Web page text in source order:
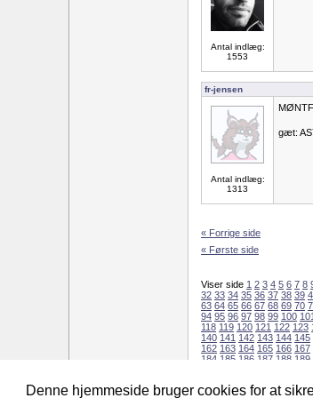
Denne hjemmeside bruger cookies for at
Antal indlæg:
1553
fr-jensen
Antal indlæg:
1313
gæt:
« Forrige side
« Første side
Viser side 1 2 3 4 5 6 7 8
32 33 34 35 36 37 38 39
63 64 65 66 67 68 69 70
94 95 96 97 98 99 100 101
118 119 120 121 122 123
140 141 142 143 144 145
162 163 164 165 166 167
184 185 186 187 188 189